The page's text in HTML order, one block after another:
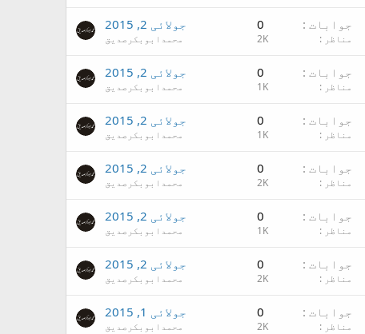
جوابات 0
مناظر 2K
جولائی 2, 2015
محمدابوبکرصدیق
جوابات 0
مناظر 1K
جولائی 2, 2015
محمدابوبکرصدیق
جوابات 0
مناظر 1K
جولائی 2, 2015
محمدابوبکرصدیق
جوابات 0
مناظر 2K
جولائی 2, 2015
محمدابوبکرصدیق
جوابات 0
مناظر 1K
جولائی 2, 2015
محمدابوبکرصدیق
جوابات 0
مناظر 2K
جولائی 2, 2015
محمدابوبکرصدیق
جوابات 0
مناظر 2K
جولائی 1, 2015
محمدابوبکرصدیق